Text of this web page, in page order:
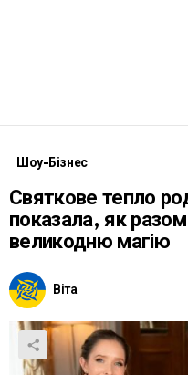
Шоу-Бізнес
Святкове тепло
показала, як
великодню магію
Віта